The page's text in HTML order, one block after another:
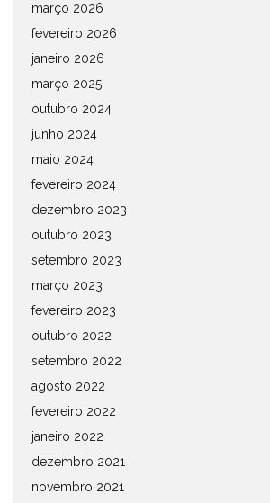
março 2026
fevereiro 2026
janeiro 2026
março 2025
outubro 2024
junho 2024
maio 2024
fevereiro 2024
dezembro 2023
outubro 2023
setembro 2023
março 2023
fevereiro 2023
outubro 2022
setembro 2022
agosto 2022
fevereiro 2022
janeiro 2022
dezembro 2021
novembro 2021